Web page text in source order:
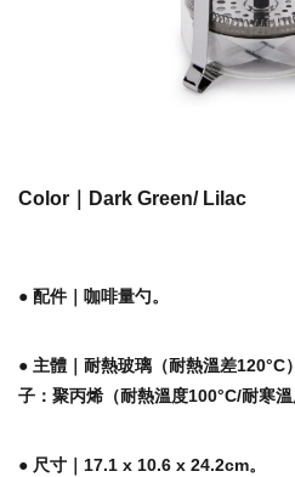
Color｜Dark Green/ Lilac
● 配件｜咖啡量勺。
● 主體｜耐熱玻璃（耐熱溫差120°C
子：聚丙烯（耐熱溫度100°C/耐寒溫
● 尺寸｜17.1 x 10.6 x 24.2cm。